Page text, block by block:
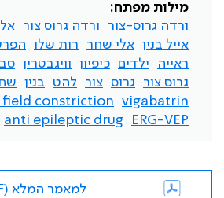
מילות מפתח:
ורדה גרוס-צור
ורדה גרוס צור
אייל בנין אלי שחר רות שלו
ראייה
ילדים כיפיון וויגבטרין
גרוס צור
גרוס צור להט בנין
vigabatrin
field constriction
ERG-VEP
anti epileptic drug
למאמר המלא (PDF)